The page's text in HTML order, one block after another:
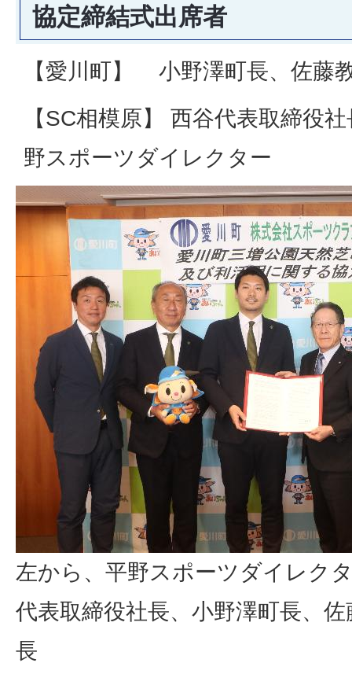
協定締結式出席者
【愛川町】 小野澤町長
【SC相模原】 西谷代表取締役社長、小西取締役、平
野スポーツダイレクター
左から、平野スポーツダイレク
代表取締役社長、小野澤町長、
長